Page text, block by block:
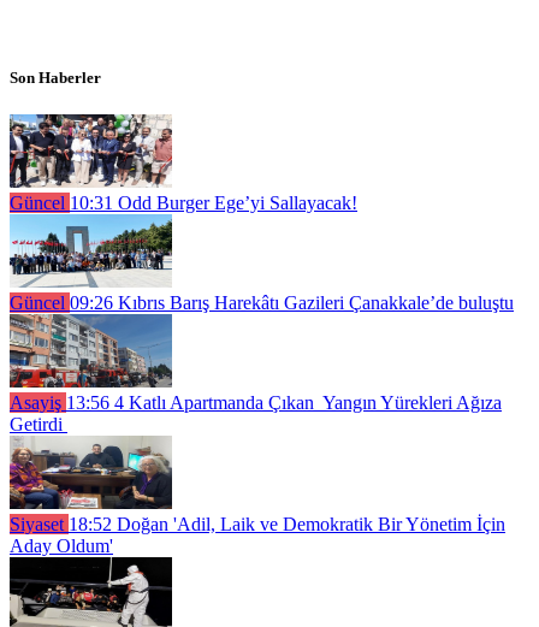
Son Haberler
Güncel 10:31 Odd Burger Ege’yi Sallayacak!
Güncel 09:26 Kıbrıs Barış Harekâtı Gazileri Çanakkale’de buluştu
Asayiş 13:56 4 Katlı Apartmanda Çıkan Yangın Yürekleri Ağıza
Getirdi
Siyaset 18:52 Doğan 'Adil, Laik ve Demokratik Bir Yönetim İçin
Aday Oldum'